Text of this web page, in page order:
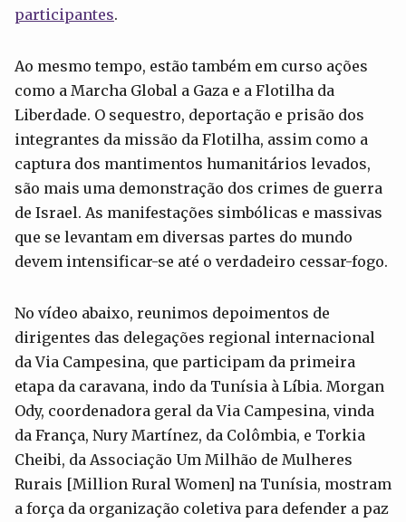
participantes.
Ao mesmo tempo, estão também em curso ações
como a Marcha Global a Gaza e a Flotilha da
Liberdade. O sequestro, deportação e prisão dos
integrantes da missão da Flotilha, assim como a
captura dos mantimentos humanitários levados,
são mais uma demonstração dos crimes de guerra
de Israel. As manifestações simbólicas e massivas
que se levantam em diversas partes do mundo
devem intensificar-se até o verdadeiro cessar-fogo.
No vídeo abaixo, reunimos depoimentos de
dirigentes das delegações regional internacional
da Via Campesina, que participam da primeira
etapa da caravana, indo da Tunísia à Líbia. Morgan
Ody, coordenadora geral da Via Campesina, vinda
da França, Nury Martínez, da Colômbia, e Torkia
Cheibi, da Associação Um Milhão de Mulheres
Rurais [Million Rural Women] na Tunísia, mostram
a força da organização coletiva para defender a paz